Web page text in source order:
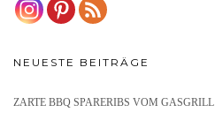
NEUESTE BEITRÄGE
ZARTE BBQ SPARERIBS VOM GASGRILL